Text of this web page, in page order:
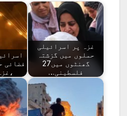
غزہ پر اسرائیلی
حملوں میں گزشتہ
گھنٹوں میں27
فلسطینی…
فضائی
،غزہ